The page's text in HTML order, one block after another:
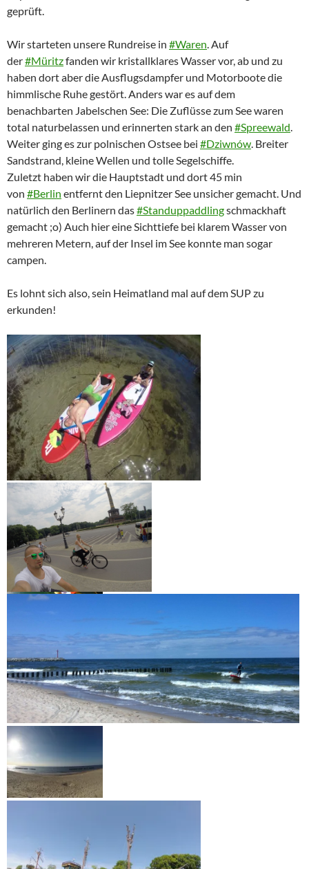
geprüft.
Wir starteten unsere Rundreise in ‪#‎Waren‬. Auf
der‪#‎Müritz‬fanden wir kristallklares Wasser vor, ab und zu
haben dort aber die Ausflugsdampfer und Motorboote die
himmlische Ruhe gestört. Anders war es auf dem
benachbarten Jabelschen See: Die Zuflüsse zum See waren
total naturbelassen und erinnerten stark an den ‪#‎Spreewald‬.
Weiter ging es zur polnischen Ostsee bei ‪#‎Dziwnów‬. Breiter
Sandstrand, kleine Wellen und tolle Segelschiffe.
Zuletzt haben wir die Hauptstadt und dort 45 min
von ‪#‎Berlin‬ entfernt den Liepnitzer See unsicher gemacht. Und
natürlich den Berlinern das‪#‎Standuppaddling‬schmackhaft
gemacht ;o) Auch hier eine Sichttiefe bei klarem Wasser von
mehreren Metern, auf der Insel im See konnte man sogar
campen.
Es lohnt sich also, sein Heimatland mal auf dem SUP zu
erkunden!